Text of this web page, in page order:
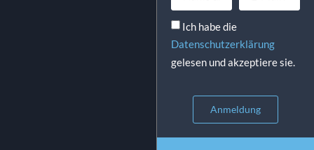
Ich habe die
Datenschutzerklärung
gelesen und akzeptiere sie.
Anmeldung